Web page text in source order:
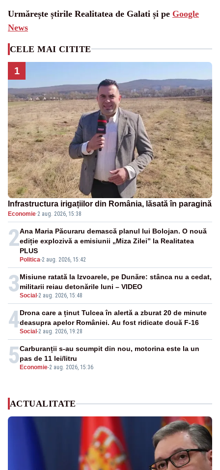
Urmărește știrile Realitatea de Galati și pe Google
News
CELE MAI CITITE
1
Infrastructura irigațiilor din România, lăsată în paragină
Economie·2 aug. 2026, 15:38
2
Politica-2 aug. 2026, 15:42
Ana Maria Păcuraru demască planul lui Bolojan. O nouă
ediție explozivă a emisiunii „Miza Zilei” la Realitatea
PLUS
3Social -2 aug. 2026, 15:48
Misiune ratată la Izvoarele, pe Dunăre: stânca nu a cedat,
militarii reiau detonările luni – VIDEO
4Social -2 aug. 2026, 19:28
Drona care a ținut Tulcea în alertă a zburat 20 de minute
deasupra apelor României. Au fost ridicate două F-16
5 Economie-2 aug. 2026, 15:36
Carburanții s-au scumpit din nou, motorina este la un
pas de 11 lei/litru
ACTUALITATE